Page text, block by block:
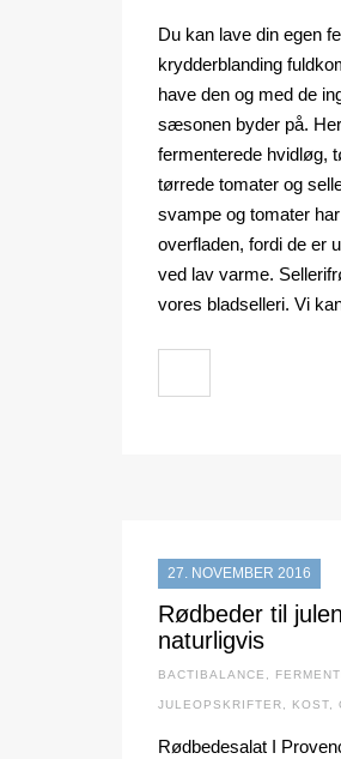
Du kan lave din egen
krydderblanding
have den og med de
sæsonen byder på.
fermenterede hvidløg,
tørrede tomater og
svampe og tomater
overfladen, fordi de er
ved lav varme.
vores bladselleri. Vi
27. NOVEMBER 2016
Rødbeder til
naturligvis
BACTIBALANCE
JULEOPSKRIFTER KOST
Rødbedesalat I